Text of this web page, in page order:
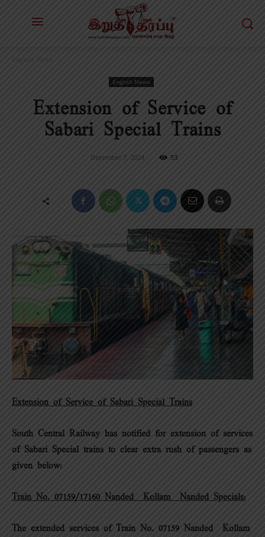
English News
English News
Extension of Service of
Sabari Special Trains
December 7, 2024 53
Extension of Service of Sabari Special Trains
South Central Railway has notified for extension of services
of Sabari Special trains to clear extra rush of passengers as
given below:
Train No. 07159/17160 Nanded – Kollam – Nanded Specials:
The extended services of Train No. 07159 Nanded – Kollam